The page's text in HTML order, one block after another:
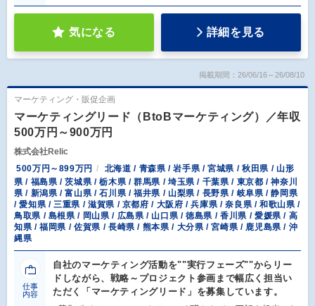
気になる 詳細を見る
掲載期間：26/06/16～26/08/10
マーケティング・販促企画
マーケティングリード（BtoBマーケティング）／年収
500万円～900万円
株式会社Relic
500万円～899万円
北海道 / 青森県 / 岩手県 / 宮城県 / 秋田県 / 山形
県 / 福島県 / 茨城県 / 栃木県 / 群馬県 / 埼玉県 / 千葉県 / 東京都 / 神奈川
県 / 新潟県 / 富山県 / 石川県 / 福井県 / 山梨県 / 長野県 / 岐阜県 / 静岡県
/ 愛知県 / 三重県 / 滋賀県 / 京都府 / 大阪府 / 兵庫県 / 奈良県 / 和歌山県 /
鳥取県 / 島根県 / 岡山県 / 広島県 / 山口県 / 徳島県 / 香川県 / 愛媛県 / 高
知県 / 福岡県 / 佐賀県 / 長崎県 / 熊本県 / 大分県 / 宮崎県 / 鹿児島県 / 沖
縄県
仕事
内容
自社のマーケティング活動を""実行フェーズ""からリー
ドしながら、戦略～プロジェクト参画まで幅広く担当い
ただく「マーケティングリード」を募集しています。